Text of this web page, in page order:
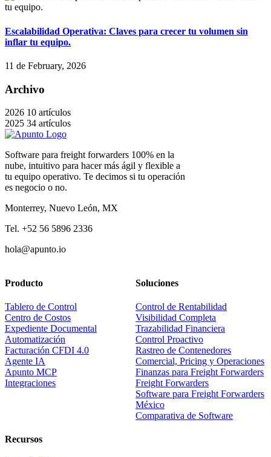
Escalabilidad Operativa: Claves para crecer tu volumen sin
inflar tu equipo.
11 de February, 2026
Archivo
2026 10 artículos
2025 34 artículos
Software para freight forwarders 100% en la
nube, intuitivo para hacer más ágil y flexible a
tu equipo operativo. Te decimos si tu operación
es negocio o no.
Monterrey, Nuevo León, MX
Tel. +52 56 5896 2336
hola@apunto.io
Producto
Tablero de Control
Centro de Costos
Expediente Documental
Automatización
Facturación CFDI 4.0
Agente IA
Apunto MCP
Integraciones
Soluciones
Control de Rentabilidad
Visibilidad Completa
Trazabilidad Financiera
Control Proactivo
Rastreo de Contenedores
Comercial, Pricing y Operaciones
Finanzas para Freight Forwarders
Freight Forwarders
Software para Freight Forwarders
México
Comparativa de Software
Recursos